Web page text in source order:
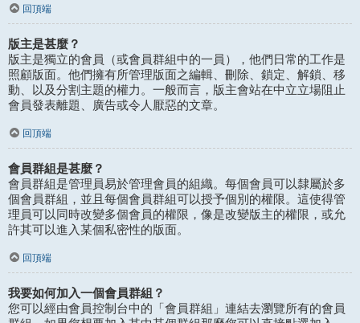
回頂端
版主是甚麼？
版主是獨立的會員（或會員群組中的一員），他們日常的工作是
照顧版面。他們擁有所管理版面之編輯、刪除、鎖定、解鎖、移
動、以及分割主題的權力。一般而言，版主會站在中立立場阻止
會員發表離題、廣告或令人厭惡的文章。
回頂端
會員群組是甚麼？
會員群組是管理員易於管理會員的組織。每個會員可以隸屬於多
個會員群組，並且每個會員群組可以授予個別的權限。這使得管
理員可以同時改變多個會員的權限，像是改變版主的權限，或允
許其可以進入某個私密性的版面。
回頂端
我要如何加入一個會員群組？
您可以經由會員控制台中的「會員群組」連結去瀏覽所有的會員